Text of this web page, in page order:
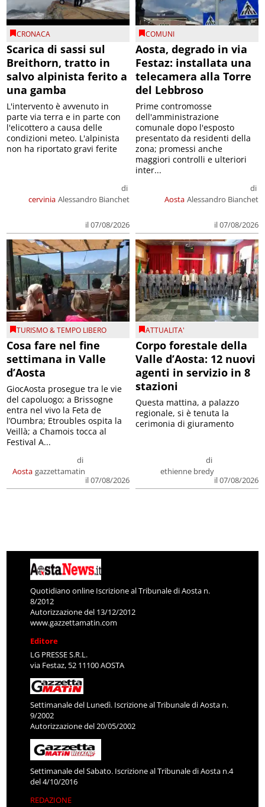
CRONACA
Scarica di sassi sul
Breithorn, tratto in
salvo alpinista ferito a
una gamba
cervinia
di
Alessandro Bianchet
il 07/08/2026
L'intervento è avvenuto in
parte via terra e in parte con
l'elicottero a causa delle
condizioni meteo. L'alpinista
non ha riportato gravi ferite
COMUNI
Aosta, degrado in via
Festaz: installata una
telecamera alla Torre
del Lebbroso
Aosta
di
Alessandro Bianchet
il 07/08/2026
Prime contromosse
dell'amministrazione
comunale dopo l'esposto
presentato da residenti della
zona; promessi anche
maggiori controlli e ulteriori
inter...
TURISMO & TEMPO LIBERO
Cosa fare nel fine
settimana in Valle
d’Aosta
Aosta
di
gazzettamatin
il 07/08/2026
GiocAosta prosegue tra le vie
del capoluogo; a Brissogne
entra nel vivo la Feta de
l’Oumbra; Etroubles ospita la
Veillà; a Chamois tocca al
Festival A...
ATTUALITA'
Corpo forestale della
Valle d’Aosta: 12 nuovi
agenti in servizio in 8
stazioni
di
ethienne bredy
il 07/08/2026
Questa mattina, a palazzo
regionale, si è tenuta la
cerimonia di giuramento
Quotidiano online Iscrizione al Tribunale di Aosta n.
8/2012
Autorizzazione del 13/12/2012
www.gazzettamatin.com
Editore
LG PRESSE S.R.L.
via Festaz, 52 11100 AOSTA
Settimanale del Lunedì. Iscrizione al Tribunale di Aosta n.
9/2002
Autorizzazione del 20/05/2002
Settimanale del Sabato. Iscrizione al Tribunale di Aosta n.4
del 4/10/2016
REDAZIONE